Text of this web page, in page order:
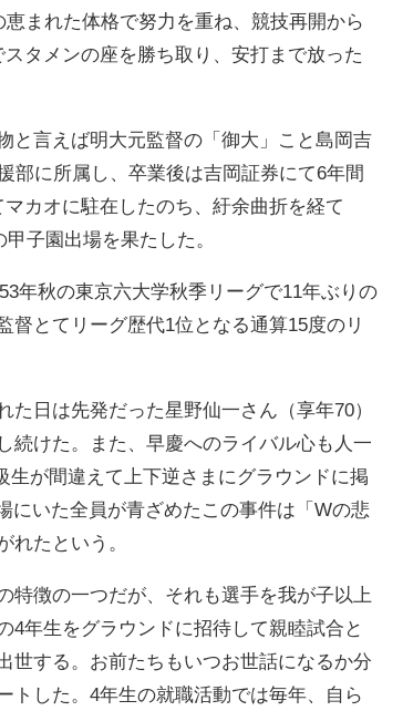
まれた体格で努力を重ね、競技再開から
タメンの座を勝ち取り、安打まで放った
言えば明大元監督の「御大」こと島岡吉
部に所属し、卒業後は吉岡証券にて6年間
カオに駐在したのち、紆余曲折を経て
子園出場を果たした。
年秋の東京六大学秋季リーグで11年ぶりの
とてリーグ歴代1位となる通算15度のリ
日は先発だった星野仙一さん（享年70）
続けた。また、早慶へのライバル心も人一
が間違えて上下逆さまにグラウンドに掲
にいた全員が青ざめたこの事件は「Wの悲
れたという。
徴の一つだが、それも選手を我が子以上
4年生をグラウンドに招待して親睦試合と
世する。お前たちもいつお世話になるか分
トした。4年生の就職活動では毎年、自ら